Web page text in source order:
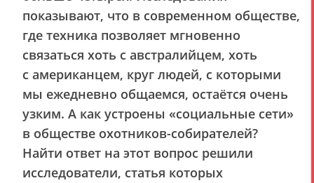
показывают, что в современном обществе,
где техника позволяет мгновенно
связаться хоть с австралийцем, хоть
с американцем, круг людей, с которыми
мы ежедневно общаемся, остаётся очень
узким. А как устроены «социальные сети»
в обществе охотников-собирателей?
Найти ответ на этот вопрос решили
исследователи, статья которых